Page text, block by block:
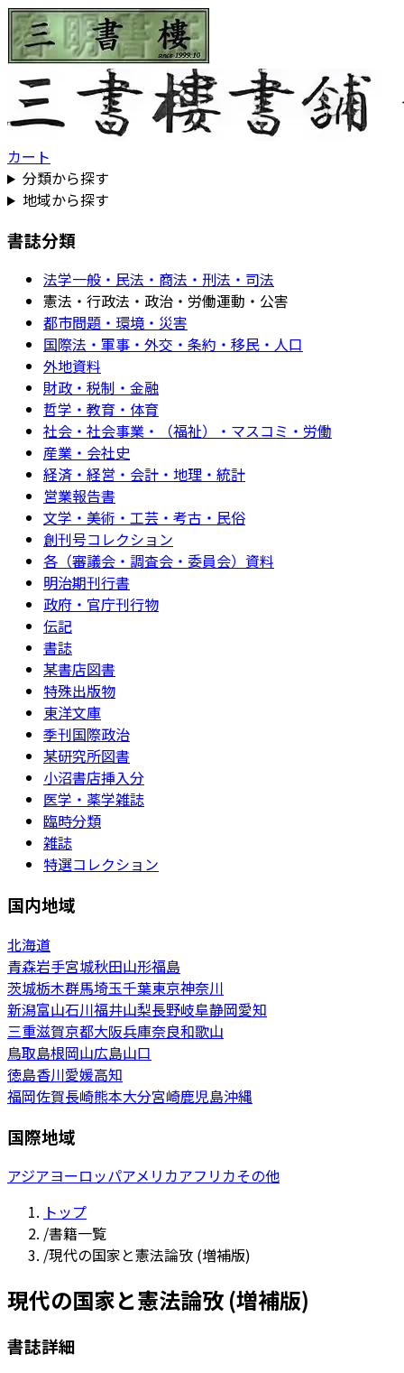
カート
分類から探す
地域から探す
書誌分類
法学一般・民法・商法・刑法・司法
憲法・行政法・政治・労働運動・公害
都市問題・環境・災害
国際法・軍事・外交・条約・移民・人口
外地資料
財政・税制・金融
哲学・教育・体育
社会・社会事業・（福祉）・マスコミ・労働
産業・会社史
経済・経営・会計・地理・統計
営業報告書
文学・美術・工芸・考古・民俗
創刊号コレクション
各（審議会・調査会・委員会）資料
明治期刊行書
政府・官庁刊行物
伝記
書誌
某書店図書
特殊出版物
東洋文庫
季刊国際政治
某研究所図書
小沼書店挿入分
医学・薬学雑誌
臨時分類
雑誌
特選コレクション
国内地域
北海道
青森岩手宮城秋田山形福島
茨城栃木群馬埼玉千葉東京神奈川
新潟富山石川福井山梨長野岐阜静岡愛知
三重滋賀京都大阪兵庫奈良和歌山
鳥取島根岡山広島山口
徳島香川愛媛高知
福岡佐賀長崎熊本大分宮崎鹿児島沖縄
国際地域
アジアヨーロッパアメリカアフリカその他
トップ
/書籍一覧
/現代の国家と憲法論攷 (増補版)
現代の国家と憲法論攷 (増補版)
書誌詳細